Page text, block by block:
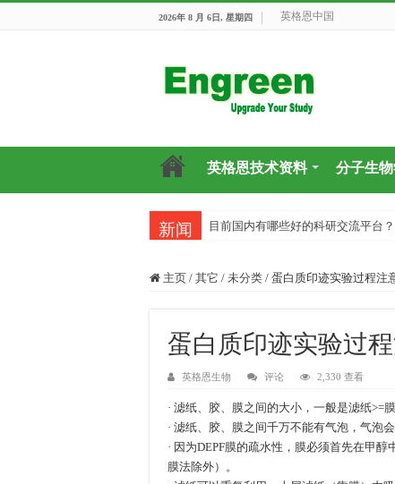
2026年 8 月 6日, 星期四 英格恩中国
英格恩技术资料 分子生
新闻 目前国内有哪些好的科研交流平台？
做慢病毒感染实验前，你需要哪些知
主页 / 其它 / 未分类 / 蛋白质印迹实验过程注
蛋白质印迹实验过
英格恩生物 评论 2,330 查看
· 滤纸、胶、膜之间的大小，一般是滤纸>=膜
· 滤纸、胶、膜之间千万不能有气泡，气泡会
· 因为DEPF膜的疏水性，膜必须首先在甲
膜法除外）。